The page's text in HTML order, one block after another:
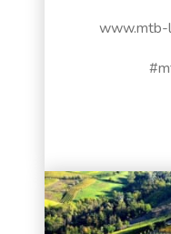
www.mtb-